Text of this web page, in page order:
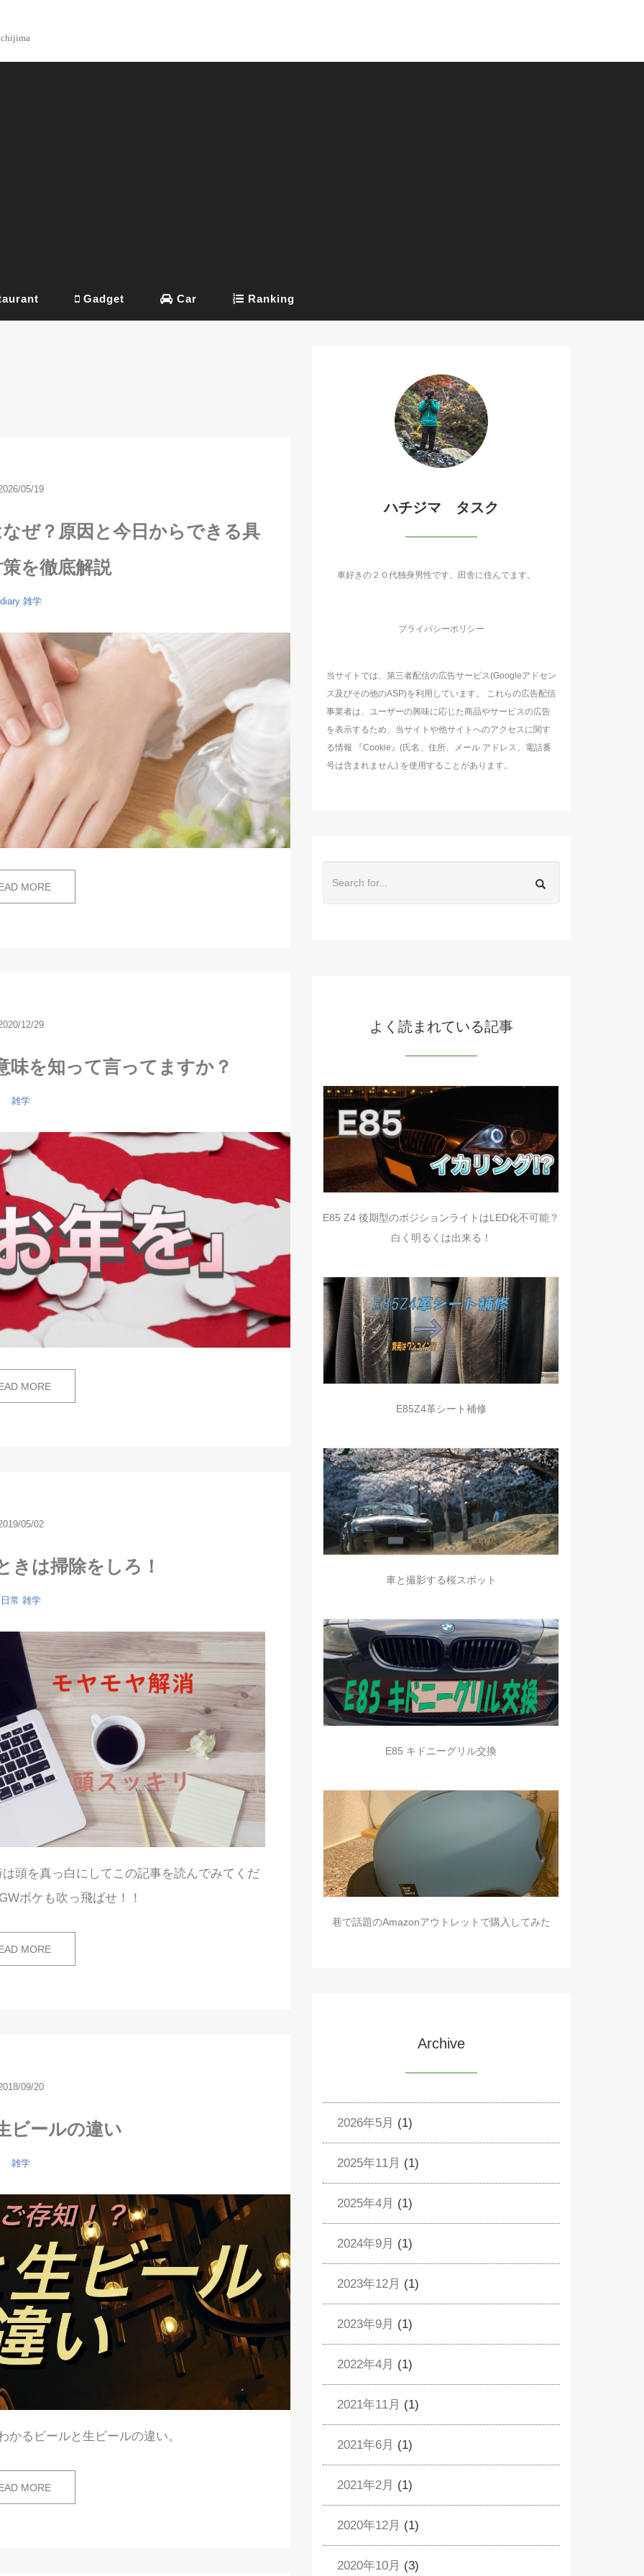
Gadget Car Ranking
05/19
ぜ？原因と今日からできる具
を徹底解説
diary 雑学
MORE
12/29
味を知って言ってますか？
雑学
MORE
05/02
きは掃除をしろ！
日常 雑学
頭を真っ白にしてこの記事を読んでみてくだ
ボケも吹っ飛ばせ！！
MORE
09/20
ビールの違い
雑学
かるビールと生ビールの違い。
MORE
ハチジマ タスク
車好きの２０代独身男性です。田舎に住んでます。
プライバシーポリシー
当サイトでは、第三者配信の広告サービス(Googleアドセン
ス及びその他のASP)を利用しています。 これらの広告配信
事業者は、ユーザーの興味に応じた商品やサービスの広告
を表示するため、当サイトや他サイトへのアクセスに関す
る情報 『Cookie』(氏名、住所、メール アドレス、電話番
号は含まれません) を使用することがあります。
よく読まれている記事
E85 Z4 後期型のポジションライトはLED化不可能？
白く明るくは出来る！
E85Z4革シート補修
車と撮影する桜スポット
E85 キドニーグリル交換
巷で話題のAmazonアウトレットで購入してみた
Archive
2026年5月 (1)
2025年11月 (1)
2025年4月 (1)
2024年9月 (1)
2023年12月 (1)
2023年9月 (1)
2022年4月 (1)
2021年11月 (1)
2021年6月 (1)
2021年2月 (1)
2020年12月 (1)
2020年10月 (3)